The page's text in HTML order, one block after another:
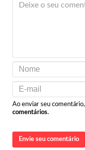
Ao enviar seu
comentários.
Envie seu comentário